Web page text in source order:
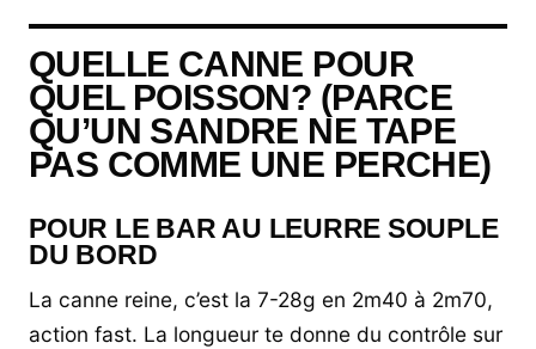
QUELLE CANNE POUR
QUEL POISSON? (PARCE
QU’UN SANDRE NE TAPE
PAS COMME UNE PERCHE)
POUR LE BAR AU LEURRE SOUPLE
DU BORD
La canne reine, c’est la 7-28g en 2m40 à 2m70,
action fast. La longueur te donne du contrôle sur